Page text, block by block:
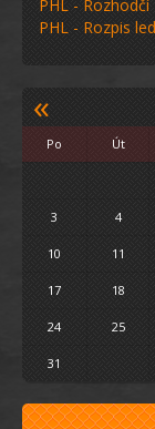
PHL - Rozhodčí
PHL - Rozpis
«
Po Út
3 4
10 11
17 18
24 25
31